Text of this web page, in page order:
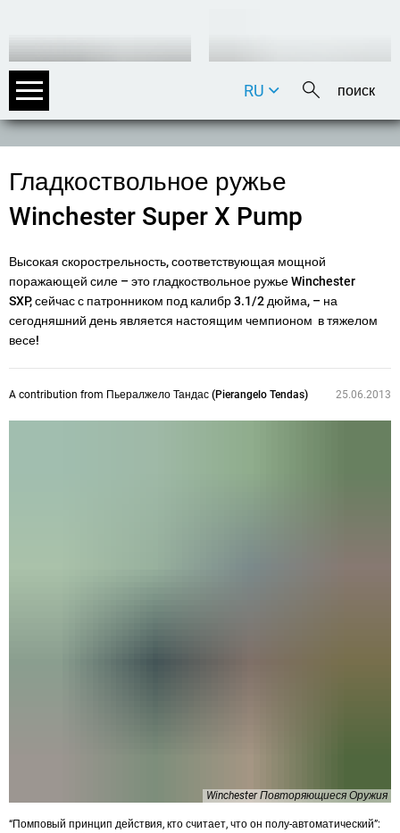
DE
IT
RU
Гладкоствольное ружье
Winchester Super X Pump
Высокая скорострельность, соответствующая мощной
поражающей силе – это гладкоствольное ружье Winchester
SXP, сейчас с патронником под калибр 3.1/2 дюйма, – на
сегодняшний день является настоящим чемпионом в тяжелом
весе!
A contribution from Пьералжело Тандас (Pierangelo Tendas) 25.06.2013
Winchester Повторяющиеся Оружия
“Помповый принцип действия, кто считает, что он полу-автоматический”: